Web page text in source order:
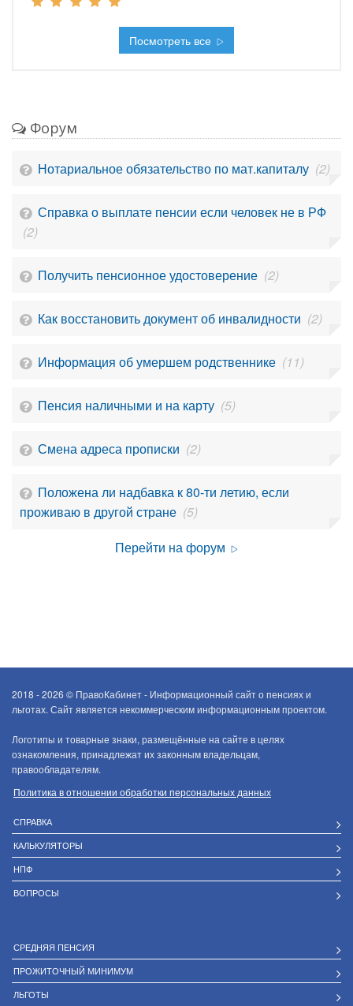
Посмотреть все
Форум
Нотариальное обязательство по мат.капиталу (2)
Справка о выплате пенсии если человек не в РФ
(2)
Получить пенсионное удостоверение (2)
Как восстановить документ об инвалидности (2)
Информация об умершем родственнике (11)
Пенсия наличными и на карту (5)
Смена адреса прописки (2)
Положена ли надбавка к 80-ти летию, если
проживаю в другой стране (5)
Перейти на форум
2018 - 2026 © ПравоКабинет - Информационный сайт о пенсиях и
льготах. Сайт является некоммерческим информационным проектом.
Логотипы и товарные знаки, размещённые на сайте в целях
ознакомления, принадлежат их законным владельцам,
правообладателям.
Политика в отношении обработки персональных данных
СПРАВКА
КАЛЬКУЛЯТОРЫ
НПФ
ВОПРОСЫ
СРЕДНЯЯ ПЕНСИЯ
ПРОЖИТОЧНЫЙ МИНИМУМ
ЛЬГОТЫ